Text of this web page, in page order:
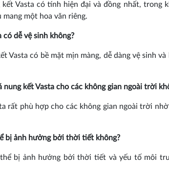
kết Vasta có tính hiện đại và đồng nhất, trong
mang một hoa văn riêng.
dễ vệ sinh không?
Vasta có bề mặt mịn màng, dễ dàng vệ sinh
nung kết Vasta cho các không gian ngoài trời
rất phù hợp cho các không gian ngoài trời
bị ảnh hưởng bởi thời tiết không?
bị ảnh hưởng bởi thời tiết và yếu tố môi